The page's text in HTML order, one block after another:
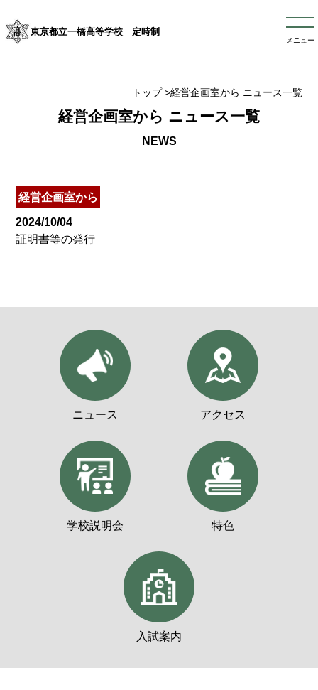
東京都立一橋高等学校 定時制
メニュー
トップ>経営企画室から ニュース一覧
経営企画室から ニュース一覧
経営企画室から
2024/10/04
証明書等の発行
ニュース アクセス
学校説明会 特色
入試案内